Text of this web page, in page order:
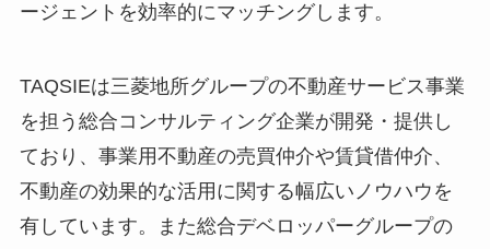
ージェントを効率的にマッチングします。
TAQSIEは三菱地所グループの不動産サービス事業
を担う総合コンサルティング企業が開発・提供し
ており、事業用不動産の売買仲介や賃貸借仲介、
不動産の効果的な活用に関する幅広いノウハウを
有しています。また総合デベロッパーグループの